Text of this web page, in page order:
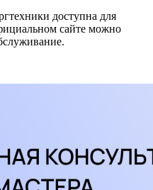
доступна для
сайте можно